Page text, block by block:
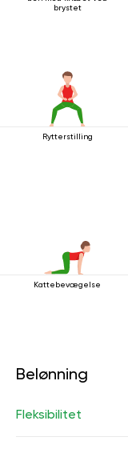
brystet
Rytterstilling
Kattebevægelse
Belønning
Fleksibilitet